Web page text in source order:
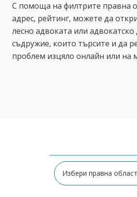
С помоща на филтрите правна
адрес, рейтинг, можете да
лесно адвоката или
съдружие, които търсите и да
проблем изцяло онлайн или на